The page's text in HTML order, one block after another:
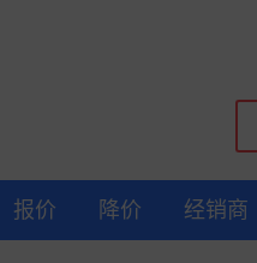
报价 降价 经销商